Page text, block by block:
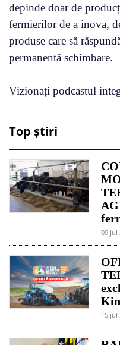
depinde doar de
fermierilor de a inova,
produse care să
permanentă schimbare.
Vizionați podcastul
Top știri
09 jul
15 jul